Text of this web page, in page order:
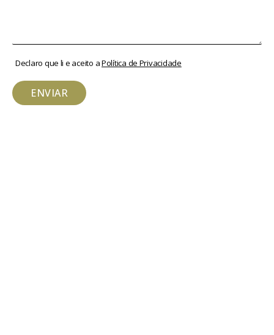
Declaro que li e aceito aPolítica de Privacidade
ENVIAR